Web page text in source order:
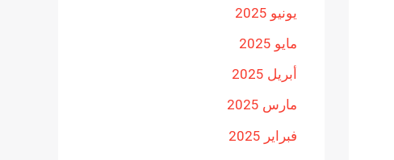
يونيو 2025
مايو 2025
أبريل 2025
مارس 2025
فبراير 2025